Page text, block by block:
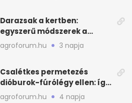
Darazsak a kertben:
egyszerű módszerek a
távoltartásukra nyáron
agroforum.hu 3 napja
Csalétkes permetezés
dióburok-fúrólégy ellen: így
csináld a kertben
agroforum.hu 4 napja